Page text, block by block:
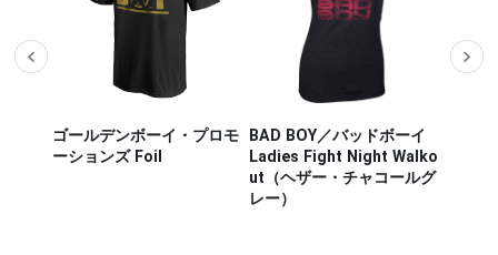
ゴールデンボーイ・プロモ
ーションズ Foil
BAD BOY／バッドボーイ
Ladies Fight Night Walko
ut（ヘザー・チャコールグ
レー）